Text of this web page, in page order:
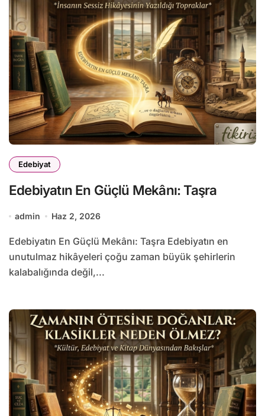
Edebiyat
Edebiyatın En Güçlü Mekânı: Taşra
admin Haz 2, 2026
Edebiyatın En Güçlü Mekânı: Taşra Edebiyatın en
unutulmaz hikâyeleri çoğu zaman büyük şehirlerin
kalabalığında değil,...